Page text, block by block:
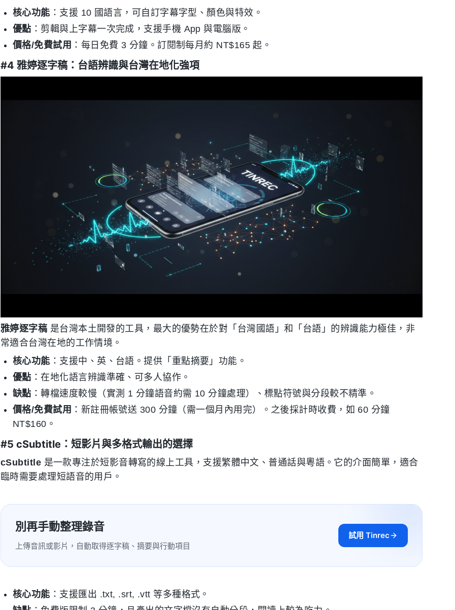
核心功能 ：支援 10 國語言，可自訂字幕字型、顏色與特效。
優點 ：剪輯與上字幕一次完成，支援手機 App 與電腦版。
價格/免費試用 ：每日免費 3 分鐘。訂閱制每月約 NT$165 起。
#4 雅婷逐字稿：台語辨識與台灣在地化強項
雅婷逐字稿 是台灣本土開發的工具，最大的優勢在於對「台灣國語」和「台語」的辨識能力極佳，非
常適合台灣在地的工作情境。
核心功能 ：支援中、英、台語。提供「重點摘要」功能。
優點 ：在地化語言辨識準確、可多人協作。
缺點 ：轉檔速度較慢（實測 1 分鐘語音約需 10 分鐘處理）、標點符號與分段較不精準。
價格/免費試用 ：新註冊帳號送 300 分鐘（需一個月內用完）。之後採計時收費，如 60 分鐘
NT$160。
#5 cSubtitle：短影片與多格式輸出的選擇
cSubtitle 是一款專注於短影音轉寫的線上工具，支援繁體中文、普通話與粵語。它的介面簡單，適合
臨時需要處理短語音的用戶。
別再手動整理錄音
上傳音訊或影片，自動取得逐字稿、摘要與行動項目
試用 Tinrec
核心功能 ：支援匯出 .txt, .srt, .vtt 等多種格式。